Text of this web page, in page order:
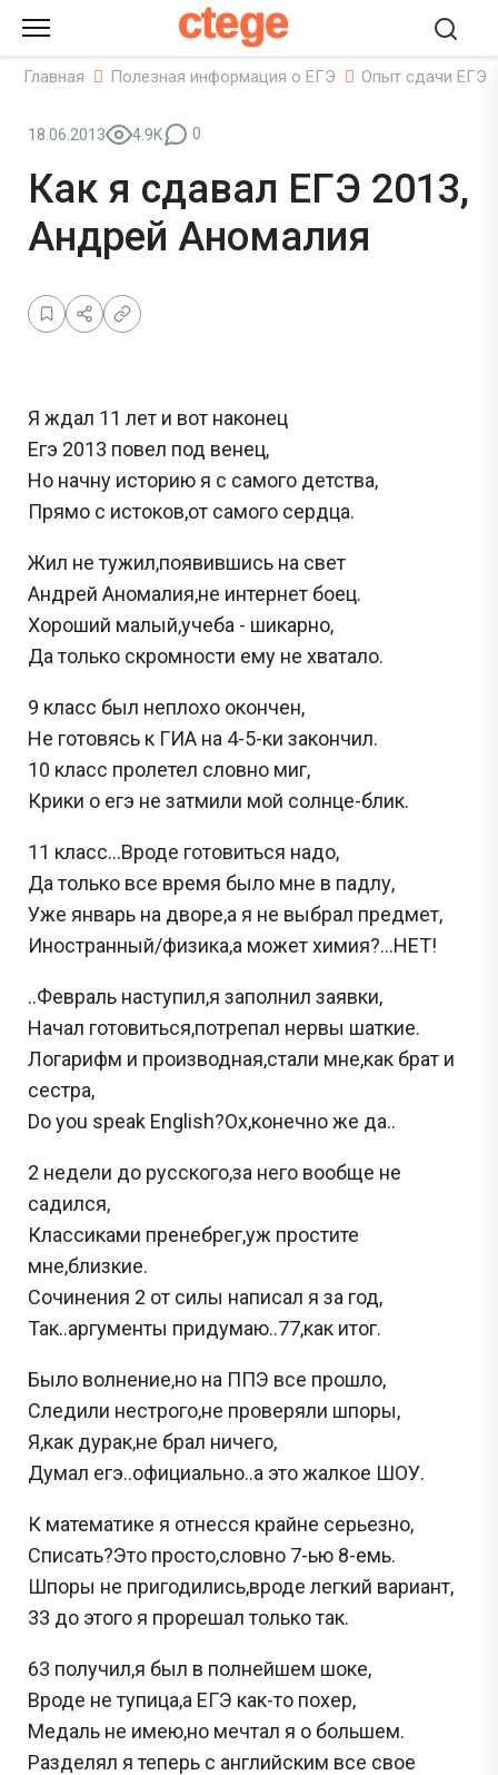
ctege
Главная Полезная информация о ЕГЭ Опыт сдачи ЕГЭ
18.06.2013 4.9K 0
Как я сдавал ЕГЭ 2013,
Андрей Аномалия
Я ждал 11 лет и вот наконец
Егэ 2013 повел под венец,
Но начну историю я с самого детства,
Прямо с истоков,от самого сердца.
Жил не тужил,появившись на свет
Андрей Аномалия,не интернет боец.
Хороший малый,учеба - шикарно,
Да только скромности ему не хватало.
9 класс был неплохо окончен,
Не готовясь к ГИА на 4-5-ки закончил.
10 класс пролетел словно миг,
Крики о егэ не затмили мой солнце-блик.
11 класс...Вроде готовиться надо,
Да только все время было мне в падлу,
Уже январь на дворе,а я не выбрал предмет,
Иностранный/физика,а может химия?...НЕТ!
..Февраль наступил,я заполнил заявки,
Начал готовиться,потрепал нервы шаткие.
Логарифм и производная,стали мне,как брат и
сестра,
Do you speak English?Ох,конечно же да..
2 недели до русского,за него вообще не
садился,
Классиками пренебрег,уж простите
мне,близкие.
Сочинения 2 от силы написал я за год,
Так..аргументы придумаю..77,как итог.
Было волнение,но на ППЭ все прошло,
Следили нестрого,не проверяли шпоры,
Я,как дурак,не брал ничего,
Думал егэ..официально..а это жалкое ШОУ.
К математике я отнесся крайне серьезно,
Списать?Это просто,словно 7-ью 8-емь.
Шпоры не пригодились,вроде легкий вариант,
33 до этого я прорешал только так.
63 получил,я был в полнейшем шоке,
Вроде не тупица,а ЕГЭ как-то похер,
Медаль не имею,но мечтал я о большем.
Разделял я теперь с английским все свое